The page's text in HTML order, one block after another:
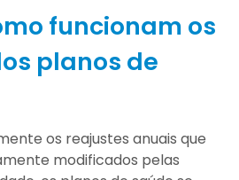
funcionam os
planos de
os reajustes anuais que
modificados pelas